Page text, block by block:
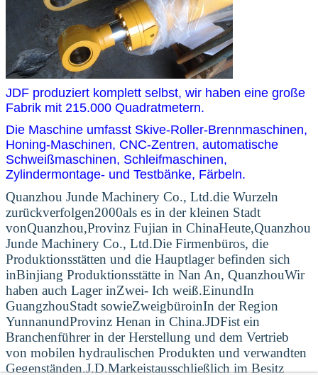
JDF produziert komplett selbst, wir haben eine große
Fabrik mit 215.000 Quadratmetern.
Die Maschine umfasst Skive-Roller-Brennmaschinen,
Honing-Maschinen, CNC-Zentren, automatische
Schweißmaschinen, Schleifmaschinen,
Zylindermontage- und Testbänke, Färbeln.
Quanzhou Junde Machinery Co., Ltd.die Wurzeln
zurückverfolgen2000als es in der kleinen Stadt
vonQuanzhou,Provinz Fujian in ChinaHeute,Quanzhou
Junde Machinery Co., Ltd.Die Firmenbüros, die
Produktionsstätten und die Hauptlager befinden sich
inBinjiang Produktionsstätte in Nan An, QuanzhouWir
haben auch Lager inZwei- Ich weiß.EinundIn
GuangzhouStadt sowieZweigbüroinIn der Region
YunnanundProvinz Henan in China.JDFist ein
Branchenführer in der Herstellung und dem Vertrieb
von mobilen hydraulischen Produkten und verwandten
Gegenständen.J.D.Markeistausschließlich im Besitz